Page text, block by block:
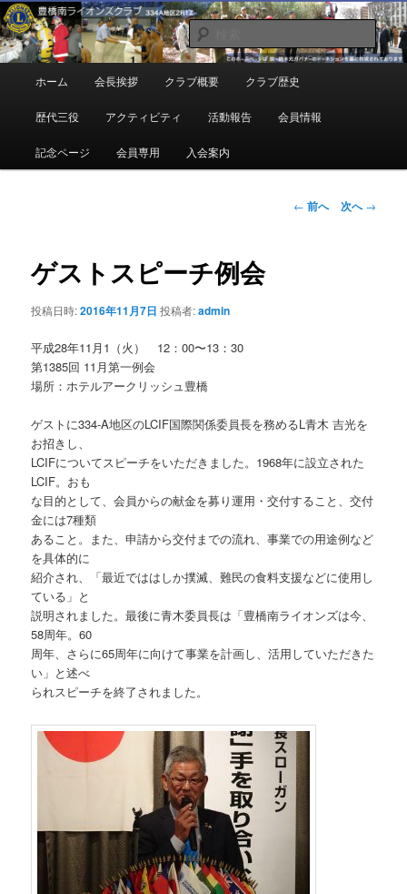
メ
イ
ン
コ
豊橋南ライオンズクラブ
地域奉仕ボランティア
検
索
ュ
ホーム 会長挨拶 クラブ概要 クラブ歴史
歴代三役 アクティビティ 活動報告 会員情報
記念ページ 会員専用 入会案内
投
← 前へ 次へ→
ゲストスピーチ例会
投稿日時:2016年11月7日 投稿者:admin
平成28年11月1（火） 12：00〜13：30
第1385回 11月第一例会
場所：ホテルアークリッシュ豊橋
ゲストに334-A地区のLCIF国際関係委員長を務めるL青木 吉光を
お招きし、
LCIFについてスピーチをいただきました。1968年に設立された
LCIF。おも
な目的として、会員からの献金を募り運用・交付すること、交付
金には7種類
あること。また、申請から交付までの流れ、事業での用途例など
を具体的に
紹介され、「最近でははしか撲滅、難民の食料支援などに使用し
ている」と
説明されました。最後に青木委員長は「豊橋南ライオンズは今、
58周年。60
周年、さらに65周年に向けて事業を計画し、活用していただきた
い」と述べ
られスピーチを終了されました。